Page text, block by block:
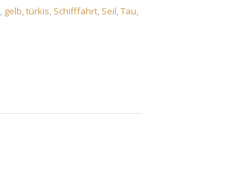
, gelb,türkis, Schifffahrt, Seil,Tau,